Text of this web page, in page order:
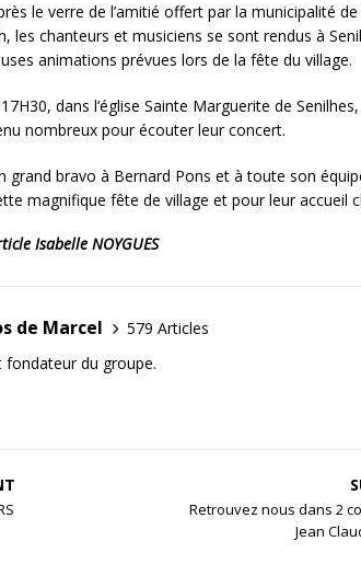
le verre de l’amitié offert par la municipalité
les chanteurs et musiciens se sont rendus à
animations prévues lors de la fête du village.
dans l’église Sainte Marguerite de
nombreux pour écouter leur concert.
grand bravo à Bernard Pons et à toute son
magnifique fête de village et pour leur accueil
Isabelle NOYGUES
de Marcel
579 Articles
fondateur du groupe.
Retrouvez nous dans 2
Jean